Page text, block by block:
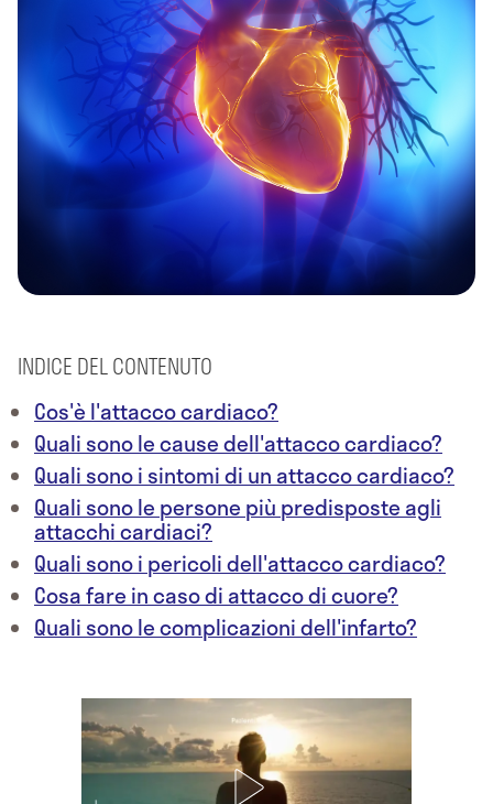
INDICE DEL CONTENUTO
Cos'è l'attacco cardiaco?
Quali sono le cause dell'attacco cardiaco?
Quali sono i sintomi di un attacco cardiaco?
Quali sono le persone più predisposte agli
attacchi cardiaci?
Quali sono i pericoli dell'attacco cardiaco?
Cosa fare in caso di attacco di cuore?
Quali sono le complicazioni dell'infarto?